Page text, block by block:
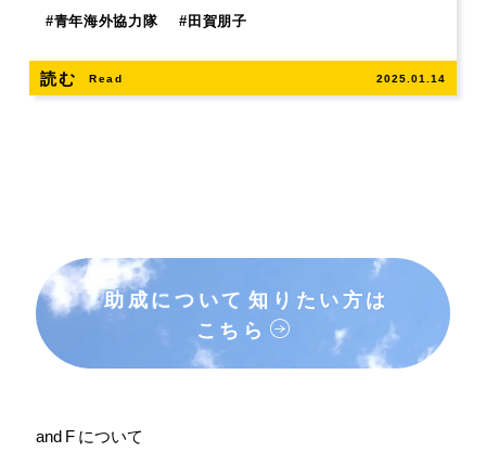
#青年海外協力隊 #田賀朋子
読む Read 2025.01.14
助成について 知りたい方は
こちら
and F について